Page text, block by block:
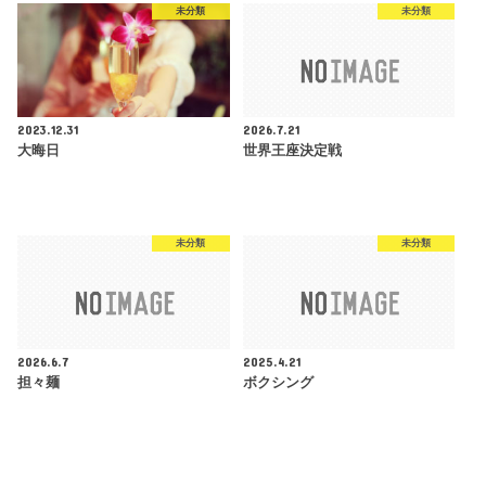
未分類
2023.12.31
大晦日
未分類
2026.7.21
世界王座決定戦
未分類
2026.6.7
担々麺
未分類
2025.4.21
ボクシング